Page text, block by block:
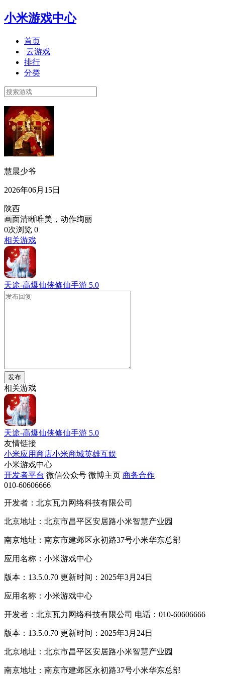
小米游戏中心
首页
云游戏
排行
分类
慧晨少爷
2026年06月15日
陕西
画面清晰唯美，动作绚丽
0次浏览 0
相关游戏
天途-高爆仙侠修仙手游 5.0
发布
相关游戏
天途-高爆仙侠修仙手游 5.0
友情链接
小米应用商店小米商城英雄互娱
小米游戏中心
开发者平台 微信公众号 微博主页 商务合作
010-60606666
开发者：北京瓦力网络科技有限公司
北京地址：北京市昌平区安居路小米智慧产业园
南京地址：南京市建邺区永初路37号小米华东总部
应用名称：小米游戏中心
版本：13.5.0.70 更新时间：2025年3月24日
应用名称：小米游戏中心
开发者：北京瓦力网络科技有限公司 电话：010-60606666
版本：13.5.0.70 更新时间：2025年3月24日
北京地址：北京市昌平区安居路小米智慧产业园
南京地址：南京市建邺区永初路37号小米华东总部